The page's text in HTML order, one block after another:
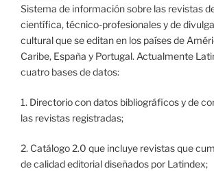
Sistema de información sobre las revistas
científica, técnico-profesionales y de
cultural que se editan en los países de
Caribe, España y Portugal. Actualmente
cuatro bases de datos:
1. Directorio con datos bibliográficos y de
las revistas registradas;
2. Catálogo 2.0 que incluye revistas que
de calidad editorial diseñados por Latindex;